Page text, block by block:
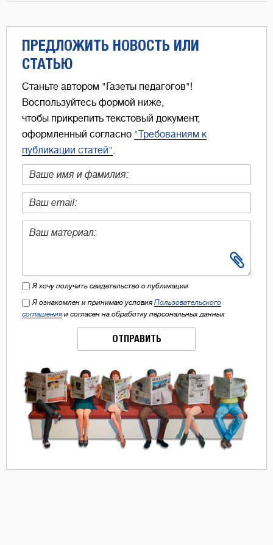
ПРЕДЛОЖИТЬ НОВОСТЬ ИЛИ
СТАТЬЮ
Станьте автором "Газеты педагогов"!
Воспользуйтесь формой ниже,
чтобы прикрепить текстовый документ,
оформленный согласно "Требованиям к
публикации статей".
Я хочу получить свидетельство о публикации
Я ознакомлен и принимаю условия Пользовательского
соглашения и согласен на обработку персональных данных
ОТПРАВИТЬ